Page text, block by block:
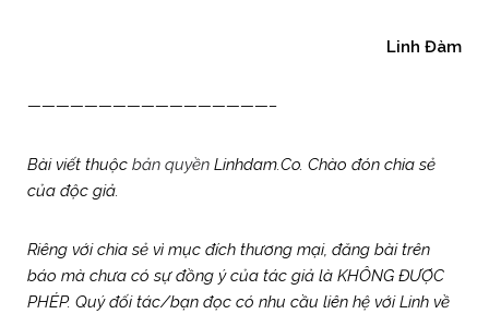
Linh Đàm
—————————————————–
Bài viết thuộc bản quyền Linhdam.Co. Chào đón chia sẻ
của độc giả.
Riêng với chia sẻ vì mục đích thương mại, đăng bài trên
báo mà chưa có sự đồng ý của tác giả là KHÔNG ĐƯỢC
PHÉP. Quý đối tác/bạn đọc có nhu cầu liên hệ với Linh về